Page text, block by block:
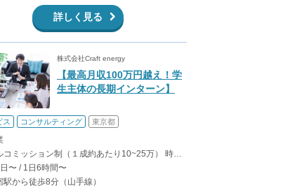
詳しく見る
株式会社Craft energy
【最高月収100万円越え！学
生主体の長期インターン】
ス コンサルティング 東京都
〜 / 1日6時間〜
駅から徒歩8分（山手線）